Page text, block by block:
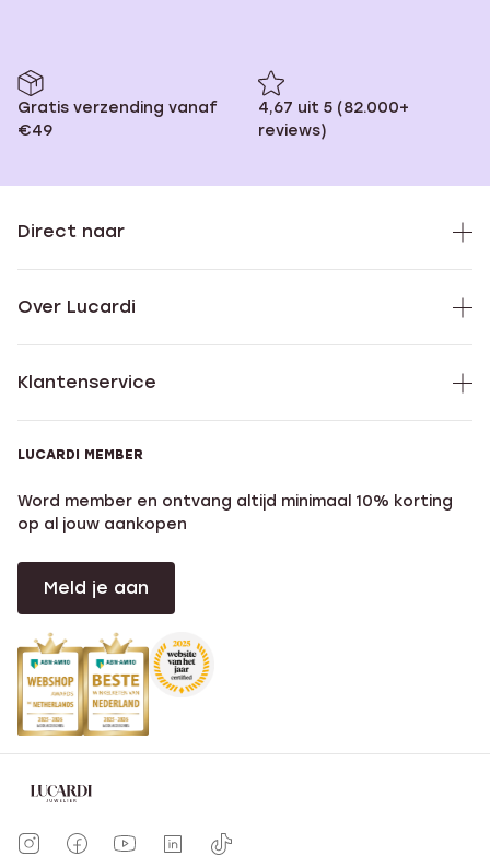
Gratis verzending vanaf
€49
4,67 uit 5 (82.000+
reviews)
Direct naar
Over Lucardi
Klantenservice
LUCARDI MEMBER
Word member en ontvang altijd minimaal 10% korting
op al jouw aankopen
Meld je aan